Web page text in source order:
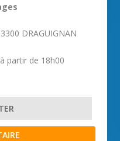
DRAGUIGNAN
partir de 18h00